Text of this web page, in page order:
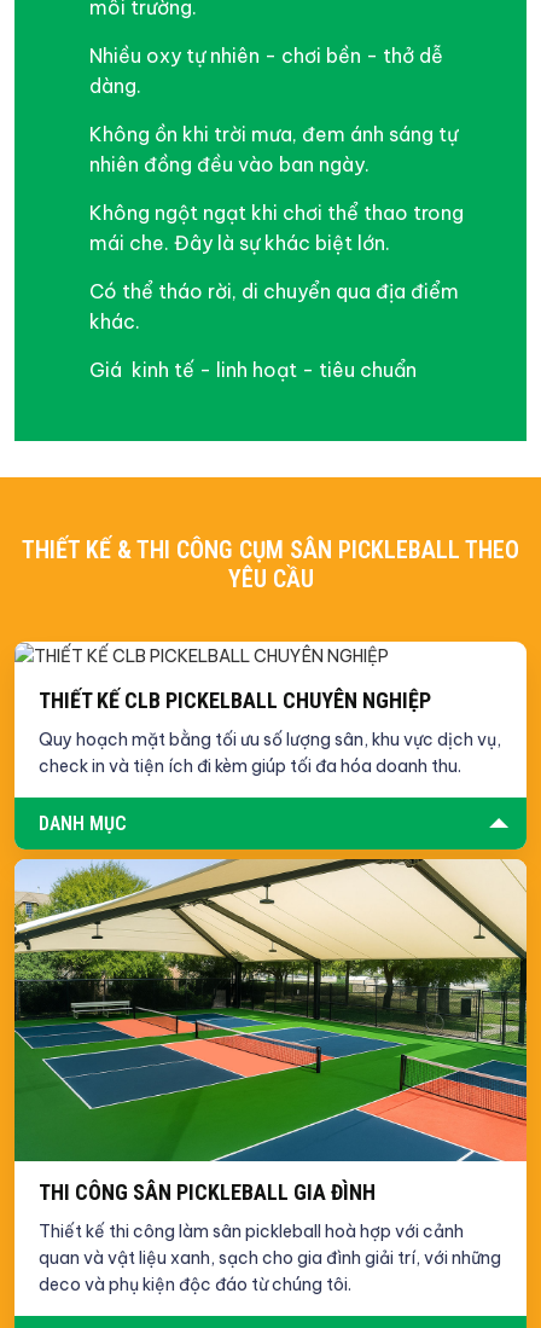
môi trường.
Nhiều oxy tự nhiên - chơi bền - thở dễ
dàng.
Không ồn khi trời mưa, đem ánh sáng tự
nhiên đồng đều vào ban ngày.
Không ngột ngạt khi chơi thể thao trong
mái che. Đây là sự khác biệt lớn.
Có thể tháo rời, di chuyển qua địa điểm
khác.
Giá kinh tế - linh hoạt - tiêu chuẩn
THIẾT KẾ & THI CÔNG CỤM SÂN PICKLEBALL THEO
YÊU CẦU
THIẾT KẾ CLB PICKELBALL CHUYÊN NGHIỆP
Quy hoạch mặt bằng tối ưu số lượng sân, khu vực dịch vụ,
check in và tiện ích đi kèm giúp tối đa hóa doanh thu.
DANH MỤC
THI CÔNG SÂN PICKLEBALL GIA ĐÌNH
Thiết kế thi công làm sân pickleball hoà hợp với cảnh
quan và vật liệu xanh, sạch cho gia đình giải trí, với những